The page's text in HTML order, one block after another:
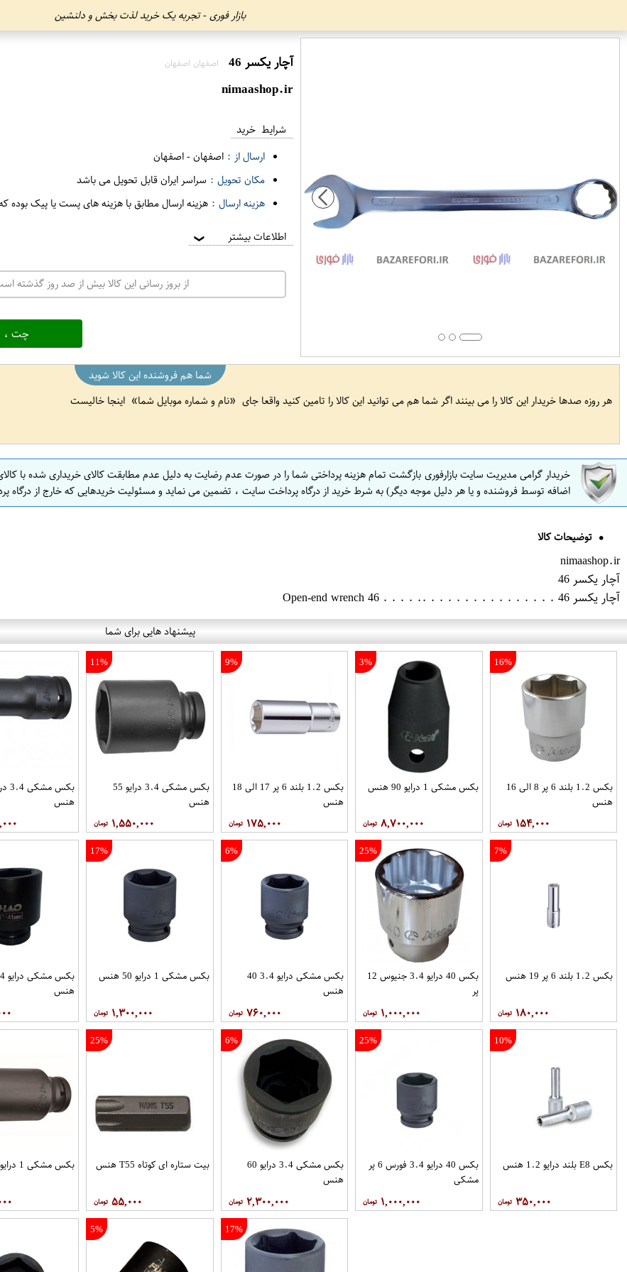
بازار فوری - تجربه یک خرید لذت بخش و دلنشین
آچار یکسر 46 اصفهان اصفهان
nimaashop.ir
شرایط خرید
ارسال از : اصفهان-اصفهان
مکان تحویل : سراسر ایران قابل تحویل می باشد
هزینه ارسال : هزینه ارسال مطابق با هزینه های پست یا پیک بوده
اطلاعات بیشتر ❯
از بروز رسانی این کالا بیش از صد روز گذشته
چت ،
شما هم فروشنده این کالا شوید
هر روزه صدها خریدار این کالا را می بینند اگر شما هم می توانید این کالا را تامین کنید واقعا جای
نام و شماره موبایل شما اینجا خالیست
خریدار گرامی مدیریت سایت بازارفوری بازگشت تمام هزینه پرداختی شما را در صورت عدم رضایت به دلیل عدم مطابقت کالای خریداری شده با
اضافه توسط فروشنده و یا هر دلیل موجه دیگر) به شرط خرید از درگاه پرداخت سایت ، تضمین می نماید و مسئولیت خریدهایی که خارج از درگاه
توضیحات کالا
nimaashop.ir
آچار یکسر 46
آچار یکسر 46 . . . . . . . . . . . . . . . .. . . . . Open-end wrench 46
پیشنهاد هایی برای شما
16%
بکس 1.2 بلند 6 پر 8 الی 16
هنس
۱۵۴,۰۰۰
3%
بکس مشکی 1 درایو 90 هنس
۸,۷۰۰,۰۰۰
9%
بکس 1.2 بلند 6 پر 17 الی 18
هنس
۱۷۵,۰۰۰
11%
بکس مشکی 3.4 درایو 55
هنس
۱,۵۵۰,۰۰۰
هنس
7%
بکس 1.2 بلند 6 پر 19 هنس
۱۸۰,۰۰۰
25%
بکس 40 درایو 3.4 جنیوس 12
پر
۱,۰۰۰,۰۰۰
6%
بکس مشکی درایو 3.4 40
هنس
۷۶۰,۰۰۰
17%
بکس مشکی 1 درایو 50 هنس
۱,۳۰۰,۰۰۰
هنس
10%
بکس E8 بلند درایو 1.2 هنس
۳۵۰,۰۰۰
25%
بکس 40 درایو 3.4 فورس 6 پر
مشکی
۱,۰۰۰,۰۰۰
6%
بکس مشکی 3.4 درایو 60
هنس
۲,۳۰۰,۰۰۰
25%
بیت ستاره ای کوتاه T55 هنس
۵۵,۰۰۰
بکس مشکی 1 درایو 24 هنس
17%
5%